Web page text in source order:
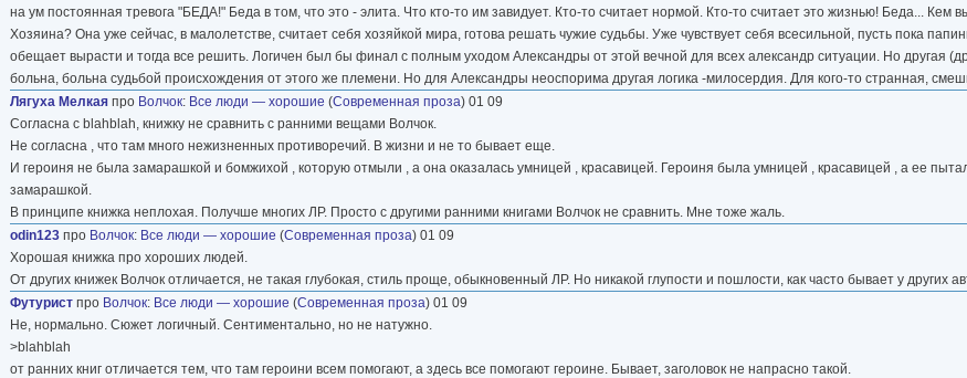
на ум постоянная тревога "БЕДА!" Беда в том, что это - элита. Что кто-то им завидует. Кто-то считает нормой. Кто-то считает это жизнью! Беда... Кем
Хозяина? Она уже сейчас, в малолетстве, считает себя хозяйкой мира, готова решать чужие судьбы. Уже чувствует себя всесильной, пусть пока
обещает вырасти и тогда все решить. Логичен был бы финал с полным уходом Александры от этой вечной для всех александр ситуации. Но другая
больна, больна судьбой происхождения от этого же племени. Но для Александры неоспорима другая логика -милосердия. Для кого-то странная,
Лягуха Мелкая про Волчок: Все люди — хорошие (Современная проза) 01 09
Согласна с blahblah, книжку не сравнить с ранними вещами Волчок.
Не согласна , что там много нежизненных противоречий. В жизни и не то бывает еще.
И героиня не была замарашкой и бомжихой , которую отмыли , а она оказалась умницей , красавицей. Героиня была умницей , красавицей , а ее
замарашкой.
В принципе книжка неплохая. Получше многих ЛР. Просто с другими ранними книгами Волчок не сравнить. Мне тоже жаль.
odin123 про Волчок: Все люди — хорошие (Современная проза) 01 09
Хорошая книжка про хороших людей.
От других книжек Волчок отличается, не такая глубокая, стиль проще, обыкновенный ЛР. Но никакой глупости и пошлости, как часто бывает у других
Футурист про Волчок: Все люди — хорошие (Современная проза) 01 09
Не, нормально. Сюжет логичный. Сентиментально, но не натужно.
>blahblah
от ранних книг отличается тем, что там героини всем помогают, а здесь все помогают героине. Бывает, заголовок не напрасно такой.